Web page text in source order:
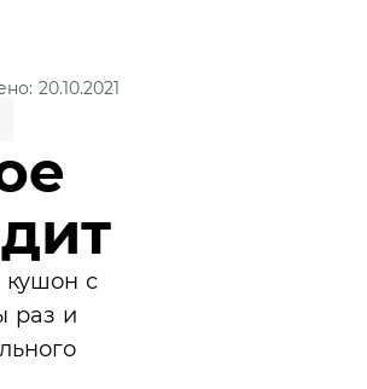
20.10.2021
кушон с
раз и